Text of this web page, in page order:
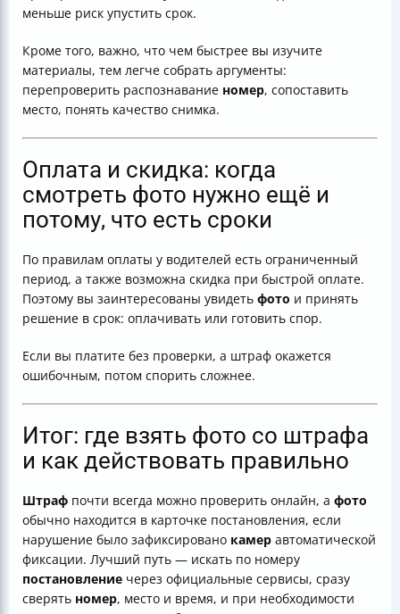
меньше риск упустить срок.
Кроме того, важно, что чем быстрее вы изучите
материалы, тем легче собрать аргументы:
перепроверить распознавание номер, сопоставить
место, понять качество снимка.
Оплата и скидка: когда
смотреть фото нужно ещё и
потому, что есть сроки
По правилам оплаты у водителей есть ограниченный
период, а также возможна скидка при быстрой оплате.
Поэтому вы заинтересованы увидеть фото и принять
решение в срок: оплачивать или готовить спор.
Если вы платите без проверки, а штраф окажется
ошибочным, потом спорить сложнее.
Итог: где взять фото со штрафа
и как действовать правильно
Штраф почти всегда можно проверить онлайн, а фото
обычно находится в карточке постановления, если
нарушение было зафиксировано камер автоматической
фиксации. Лучший путь — искать по номеру
постановление через официальные сервисы, сразу
сверять номер, место и время, и при необходимости